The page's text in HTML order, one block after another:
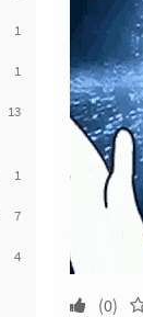
1
1
13
1
7
4
(0)